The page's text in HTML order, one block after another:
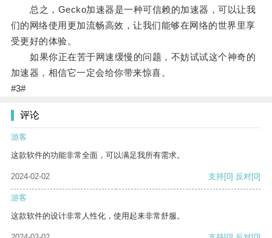
总之，Gecko加速器是一种可信赖的加速器，可以让我
们的网络使用更加流畅高效，让我们能够在网络的世界里享
受更好的体验。
如果你正在苦于网速缓慢的问题，不妨试试这个神奇的
加速器，相信它一定会给你带来惊喜。
#3#
评论
游客
这款软件的功能非常全面，可以满足我所有需求。
2024-02-02 支持[0] 反对[0]
游客
这款软件的设计非常人性化，使用起来非常舒服。